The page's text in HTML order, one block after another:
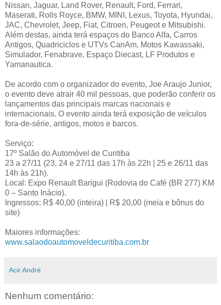
Nissan, Jaguar, Land Rover, Renault, Ford, Ferrari,
Maserati, Rolls Royce, BMW, MINI, Lexus, Toyota, Hyundai,
JAC, Chevrolet, Jeep, Fiat, Citroen, Peugeot e Mitsubishi.
Além destas, ainda terá espaços do Banco Alfa, Carros
Antigos, Quadriciclos e UTVs CanAm, Motos Kawassaki,
Simulador, Fenabrave, Espaço Diecast, LF Produtos e
Yamanautica.
De acordo com o organizador do evento, Joe Araujo Junior,
o evento deve atrair 40 mil pessoas, que poderão conferir os
lançamentos das principais marcas nacionais e
internacionais. O evento ainda terá exposição de veículos
fora-de-série, antigos, motos e barcos.
Serviço:
17º Salão do Automóvel de Curitiba
23 a 27/11 (23, 24 e 27/11 das 17h às 22h | 25 e 26/11 das
14h às 21h).
Local: Expo Renault Barigui (Rodovia do Café (BR 277) KM
0 – Santo Inácio).
Ingressos: R$ 40,00 (inteira) | R$ 20,00 (meia e bônus do
site)
Maiores informações:
www.salaodoautomoveldecuritiba.com.br
Acir André
Nenhum comentário: